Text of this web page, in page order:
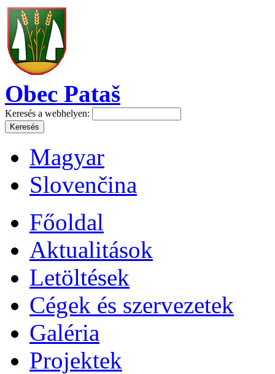
Obec Pataš
Keresés a webhelyen:
Magyar
Slovenčina
Főoldal
Aktualitások
Letöltések
Cégek és szervezetek
Galéria
Projektek